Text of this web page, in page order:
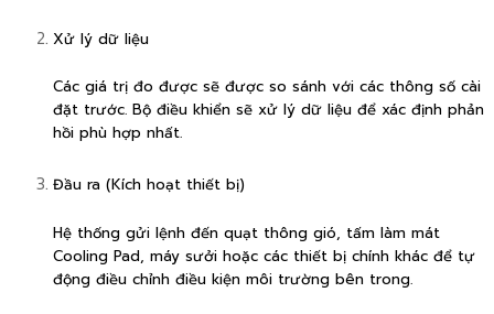
Xử lý dữ liệu
Các giá trị đo được sẽ được so sánh với các thông số cài
đặt trước. Bộ điều khiển sẽ xử lý dữ liệu để xác định phản
hồi phù hợp nhất.
Đầu ra (Kích hoạt thiết bị)
Hệ thống gửi lệnh đến quạt thông gió, tấm làm mát
Cooling Pad, máy sưởi hoặc các thiết bị chính khác để tự
động điều chỉnh điều kiện môi trường bên trong.